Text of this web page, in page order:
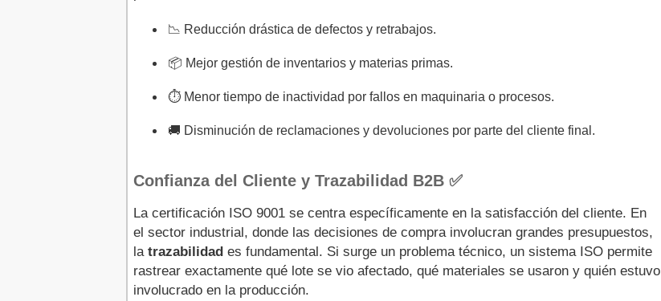
📉 Reducción drástica de defectos y retrabajos.
📦 Mejor gestión de inventarios y materias primas.
⏱️ Menor tiempo de inactividad por fallos en maquinaria o procesos.
🚚 Disminución de reclamaciones y devoluciones por parte del cliente final.
Confianza del Cliente y Trazabilidad B2B ✅
La certificación ISO 9001 se centra específicamente en la satisfacción del cliente. En
el sector industrial, donde las decisiones de compra involucran grandes presupuestos,
la trazabilidad es fundamental. Si surge un problema técnico, un sistema ISO permite
rastrear exactamente qué lote se vio afectado, qué materiales se usaron y quién estuvo
involucrado en la producción.